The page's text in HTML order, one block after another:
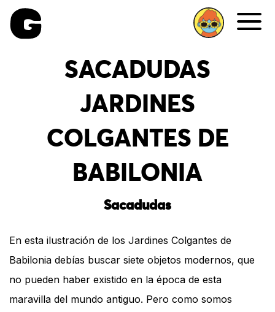
SACADUDAS
JARDINES
COLGANTES DE
BABILONIA
Sacadudas
En esta ilustración de los Jardines Colgantes de
Babilonia debías buscar siete objetos modernos, que
no pueden haber existido en la época de esta
maravilla del mundo antiguo. Pero como somos